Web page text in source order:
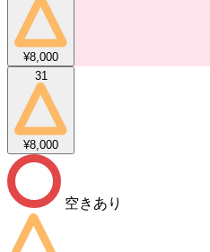
¥8,000
31
¥8,000
空きあり